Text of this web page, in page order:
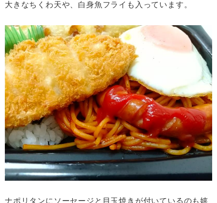
大きなちくわ天や、白身魚フライも入っています。
ナポリタンにソーセージと目玉焼きが付いているのも嬉